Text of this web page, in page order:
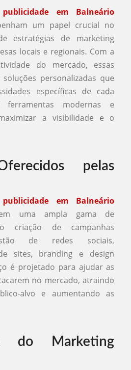
em Balneário
um papel crucial no
estratégias de marketing
locais e regionais. Com a
do mercado, essas
personalizadas que
específicas de cada
ferramentas modernas e
a visibilidade e o
pelas
em Balneário
uma ampla gama de
criação de campanhas
de redes sociais,
sites, branding e design
é projetado para ajudar as
no mercado, atraindo
alvo e aumentando as
do Marketing